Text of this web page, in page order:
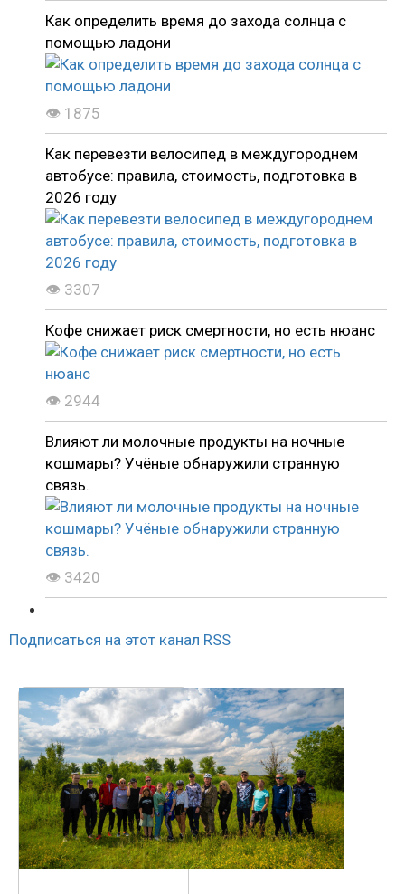
Как определить время до захода солнца с
помощью ладони
👁 1875
Как перевезти велосипед в междугороднем
автобусе: правила, стоимость, подготовка в
2026 году
👁 3307
Кофе снижает риск смертности, но есть нюанс
👁 2944
Влияют ли молочные продукты на ночные
кошмары? Учёные обнаружили странную
связь.
👁 3420
Подписаться на этот канал RSS